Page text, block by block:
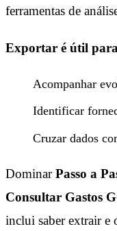
ferramentas de
Exportar é útil
Acompanhar
Identificar
Cruzar dados
DominarPasso a
Consultar Gastos
inclui saber extrair e